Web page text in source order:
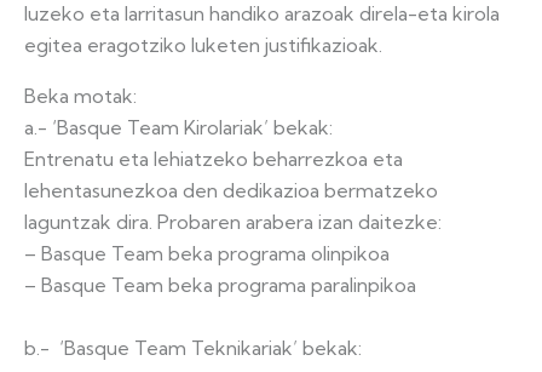
luzeko eta larritasun handiko arazoak direla-eta kirola
egitea eragotziko luketen justifikazioak.
Beka motak:
a.- ‘Basque Team Kirolariak’ bekak:
Entrenatu eta lehiatzeko beharrezkoa eta
lehentasunezkoa den dedikazioa bermatzeko
laguntzak dira. Probaren arabera izan daitezke:
– Basque Team beka programa olinpikoa
– Basque Team beka programa paralinpikoa
b.- ‘Basque Team Teknikariak’ bekak: